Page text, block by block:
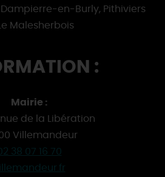
Dampierre-en-Burly, Pithiviers
Malesherbois
:
Mairie :
de la Libération
Villemandeur
38 07 16 70